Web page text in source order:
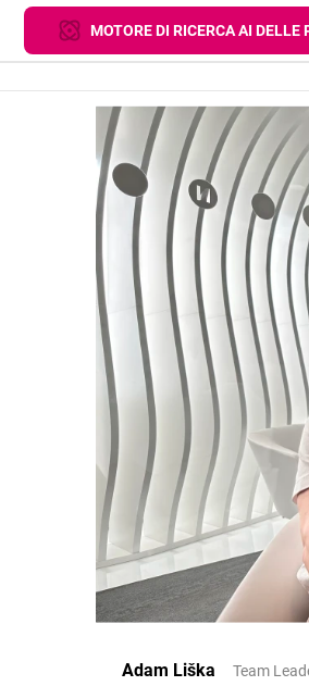
MOTORE DI RICERCA AI DELLE
Adam Liška Team